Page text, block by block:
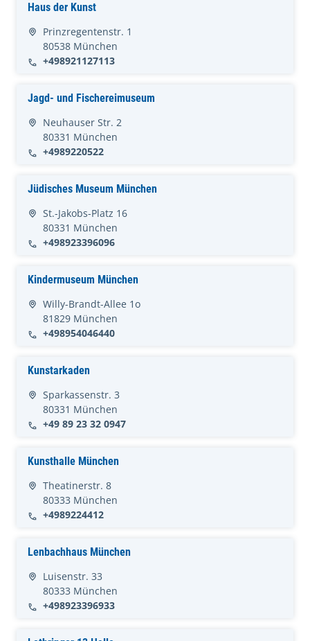
Haus der Kunst
Prinzregentenstr. 1
80538 München
+498921127113
Jagd- und Fischereimuseum
Neuhauser Str. 2
80331 München
+4989220522
Jüdisches Museum München
St.-Jakobs-Platz 16
80331 München
+498923396096
Kindermuseum München
Willy-Brandt-Allee 1o
81829 München
+498954046440
Kunstarkaden
Sparkassenstr. 3
80331 München
+49 89 23 32 0947
Kunsthalle München
Theatinerstr. 8
80333 München
+4989224412
Lenbachhaus München
Luisenstr. 33
80333 München
+498923396933